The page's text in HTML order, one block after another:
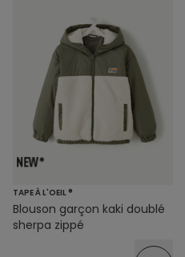
TAPE À L'OEIL ®
Blouson garçon kaki doublé
sherpa zippé